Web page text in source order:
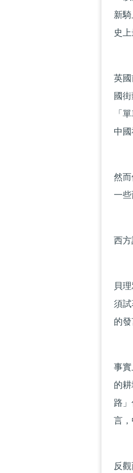
新
史
英
國
「
中
然
一
西方
貝
須
的
事
的
路
言
反